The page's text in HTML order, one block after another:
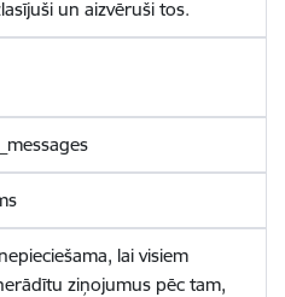
un aizvēruši tos.
lai visiem
ziņojumus pēc tam,